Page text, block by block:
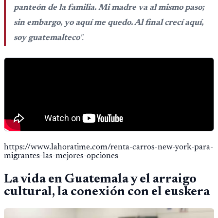
panteón de la familia. Mi madre va al mismo paso;
sin embargo, yo aquí me quedo. Al final crecí aquí,
soy guatemalteco".
https://www.lahoratime.com/renta-carros-new-york-para-
migrantes-las-mejores-opciones
La vida en Guatemala y el arraigo
cultural, la conexión con el euskera